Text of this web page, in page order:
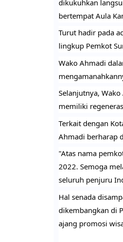
dikukuhkan
bertempat Aula
Turut hadir pada
lingkup Pemkot
Wako Ahmadi
Selanjutnya,
memiliki
Terkait dengan
Ahmadi berharap
"Atas nama
2022. Semoga
seluruh penjuru
Hal senada
dikembangkan di
ajang promosi